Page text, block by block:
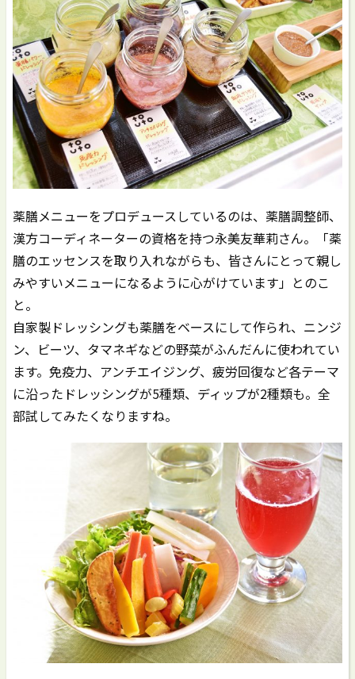
薬膳メニューをプロデュースしているのは、薬膳調整師、
漢方コーディネーターの資格を持つ永美友華莉さん。「薬
膳のエッセンスを取り入れながらも、皆さんにとって親し
みやすいメニューになるように心がけています」とのこ
と。
自家製ドレッシングも薬膳をベースにして作られ、ニンジ
ン、ビーツ、タマネギなどの野菜がふんだんに使われてい
ます。免疫力、アンチエイジング、疲労回復など各テーマ
に沿ったドレッシングが5種類、ディップが2種類も。全
部試してみたくなりますね。